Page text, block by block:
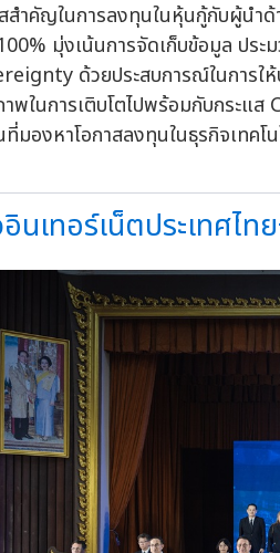
สำคัญในการลงทุนในหุ้นกู้กับผู้น
มุ่งเน้นการจัดเก็บข้อมูล ปร
ด้วยประสบการณ์ในการใ
พในการเติบโตไปพร้อมกับกระแ
มองหาโอกาสลงทุนในธุรกิจเทคโ
นเทอร์เน็ตประเทศไ